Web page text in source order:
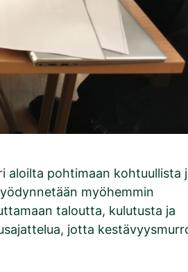
aloilta pohtimaan kohtuullista
myöhemmin
taloutta, kulutusta ja
jotta